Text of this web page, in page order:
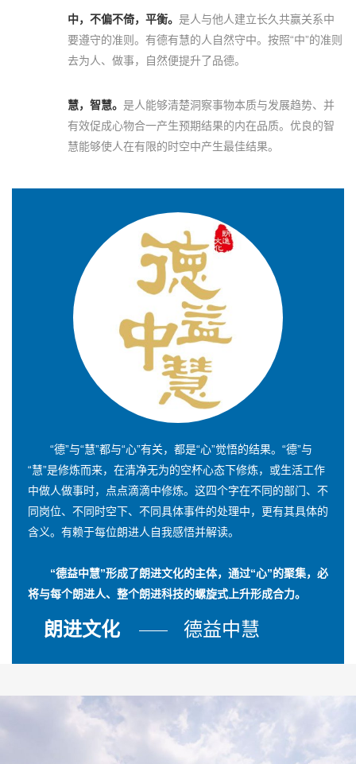
中，不偏不倚，平衡。 是人与他人建立长久共赢关系中
要遵守的准则。有德有慧的人自然守中。按照“中”的准则
去为人、做事，自然便提升了品德。
慧，智慧。 是人能够清楚洞察事物本质与发展趋势、并
有效促成心物合一产生预期结果的内在品质。优良的智
慧能够使人在有限的时空中产生最佳结果。
“德”与“慧”都与“心”有关，都是“心”觉悟的结果。“德”与
“慧”是修炼而来，在清净无为的空杯心态下修炼，或生活工作
中做人做事时，点点滴滴中修炼。这四个字在不同的部门、不
同岗位、不同时空下、不同具体事件的处理中，更有其具体的
含义。有赖于每位朗进人自我感悟并解读。
“德益中慧”形成了朗进文化的主体，通过“心”的聚集，必
将与每个朗进人、整个朗进科技的螺旋式上升形成合力。
朗进文化 德益中慧